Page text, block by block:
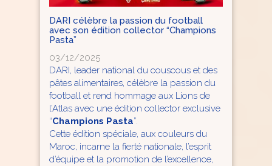
DARI célèbre la passion du football
avec son édition collector “Champions
Pasta”
03/12/2025
DARI, leader national du couscous et des
pâtes alimentaires, célèbre la passion du
football et rend hommage aux Lions de
l’Atlas avec une édition collector exclusive
“Champions Pasta”.
Cette édition spéciale, aux couleurs du
Maroc, incarne la fierté nationale, l’esprit
d’équipe et la promotion de l’excellence,